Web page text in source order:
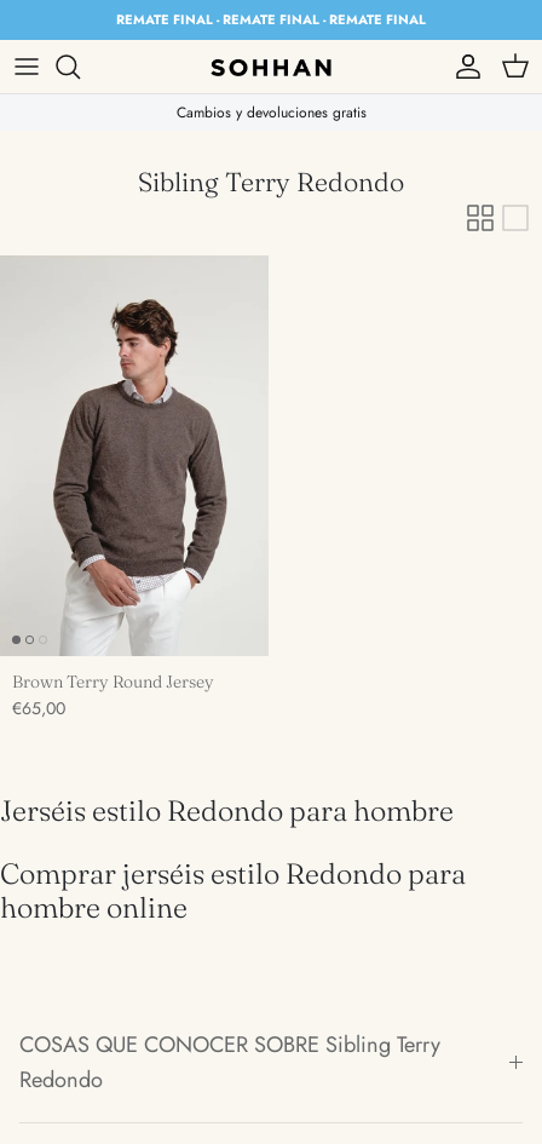
REMATE FINAL - REMATE FINAL - REMATE FINAL
Account
Cart
Cambios y devoluciones gratis
Sibling Terry Redondo
Brown Terry Round Jersey
€65,00
Jerséis estilo Redondo para hombre
Comprar jerséis estilo Redondo para
hombre online
COSAS QUE CONOCER SOBRE Sibling Terry
Redondo